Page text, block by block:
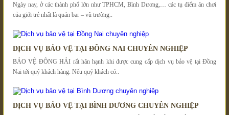
Ngày nay, ở các thành phố lớn như TPHCM, Bình Dương,… các tụ điểm ăn chơi
của giới trẻ nhất là quán bar – vũ trường..
DỊCH VỤ BẢO VỆ TẠI ĐỒNG NAI CHUYÊN NGHIỆP
BẢO VỆ ĐÔNG HẢI rất hân hạnh khi được cung cấp dịch vụ bảo vệ tại Đồng
Nai tới quý khách hàng. Nếu quý khách có..
DỊCH VỤ BẢO VỆ TẠI BÌNH DƯƠNG CHUYÊN NGHIỆP